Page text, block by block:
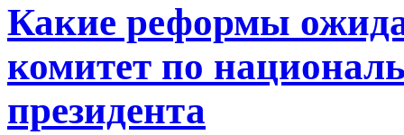
Какие реформы
комитет по
президента